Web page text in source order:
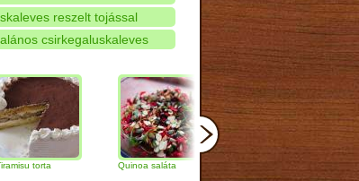
reszelt tojással
csirkegaluskaleves
Quinoa saláta Mandulás kifli
narancs